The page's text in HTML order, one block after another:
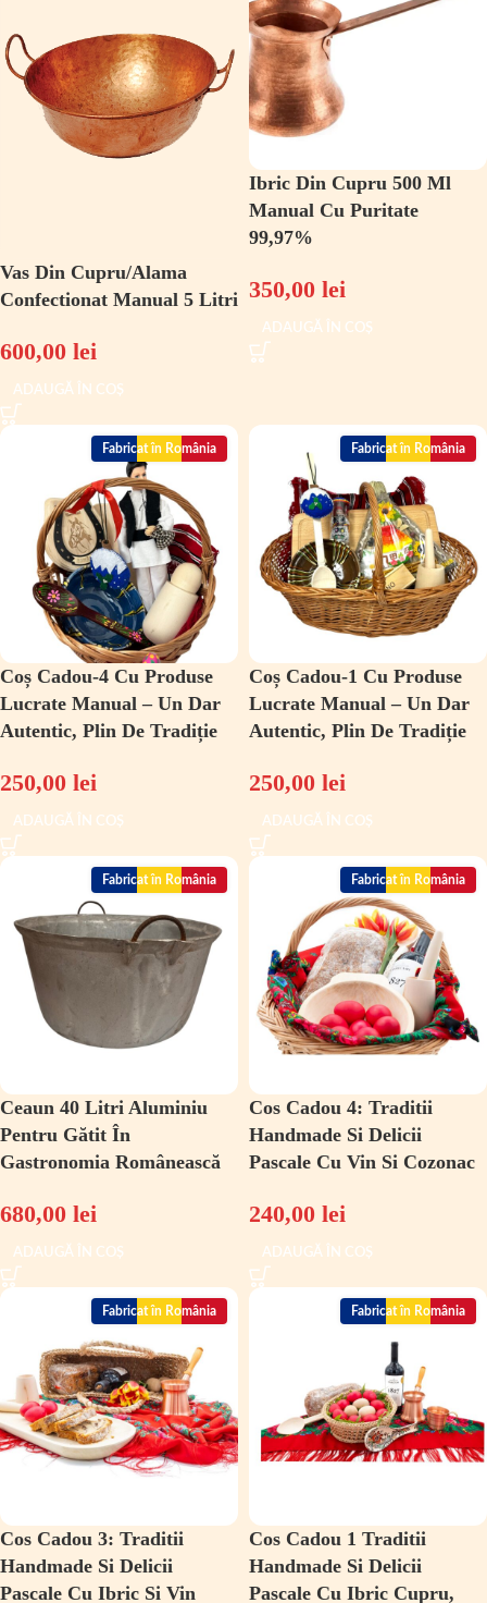
Vas Din Cupru/Alama
Confectionat Manual 5 Litri
600,00 lei
ADAUGĂ ÎN COȘ
Ibric Din Cupru 500 Ml
Manual Cu Puritate
99,97%
350,00 lei
ADAUGĂ ÎN COȘ
Fabricat în România
Coș Cadou-4 Cu Produse
Lucrate Manual – Un Dar
Autentic, Plin De Tradiție
250,00 lei
ADAUGĂ ÎN COȘ
Fabricat în România
Coș Cadou-1 Cu Produse
Lucrate Manual – Un Dar
Autentic, Plin De Tradiție
250,00 lei
ADAUGĂ ÎN COȘ
Fabricat în România
Ceaun 40 Litri Aluminiu
Pentru Gătit În
Gastronomia Românească
680,00 lei
ADAUGĂ ÎN COȘ
Fabricat în România
Cos Cadou 4: Traditii
Handmade Si Delicii
Pascale Cu Vin Si Cozonac
240,00 lei
ADAUGĂ ÎN COȘ
Fabricat în România
Cos Cadou 3: Traditii
Handmade Si Delicii
Pascale Cu Ibric Si Vin
Fabricat în România
Cos Cadou 1 Traditii
Handmade Si Delicii
Pascale Cu Ibric Cupru,